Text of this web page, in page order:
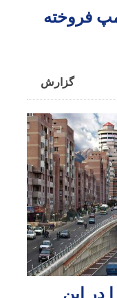
فروخته
گزارش
در این